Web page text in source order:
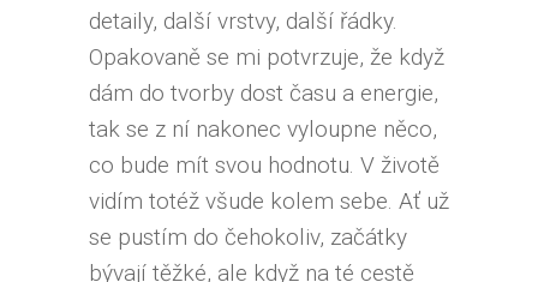
detaily, další vrstvy, další řádky.
Opakovaně se mi potvrzuje, že když
dám do tvorby dost času a energie,
tak se z ní nakonec vyloupne něco,
co bude mít svou hodnotu. V životě
vidím totéž všude kolem sebe. Ať už
se pustím do čehokoliv, začátky
bývají těžké, ale když na té cestě